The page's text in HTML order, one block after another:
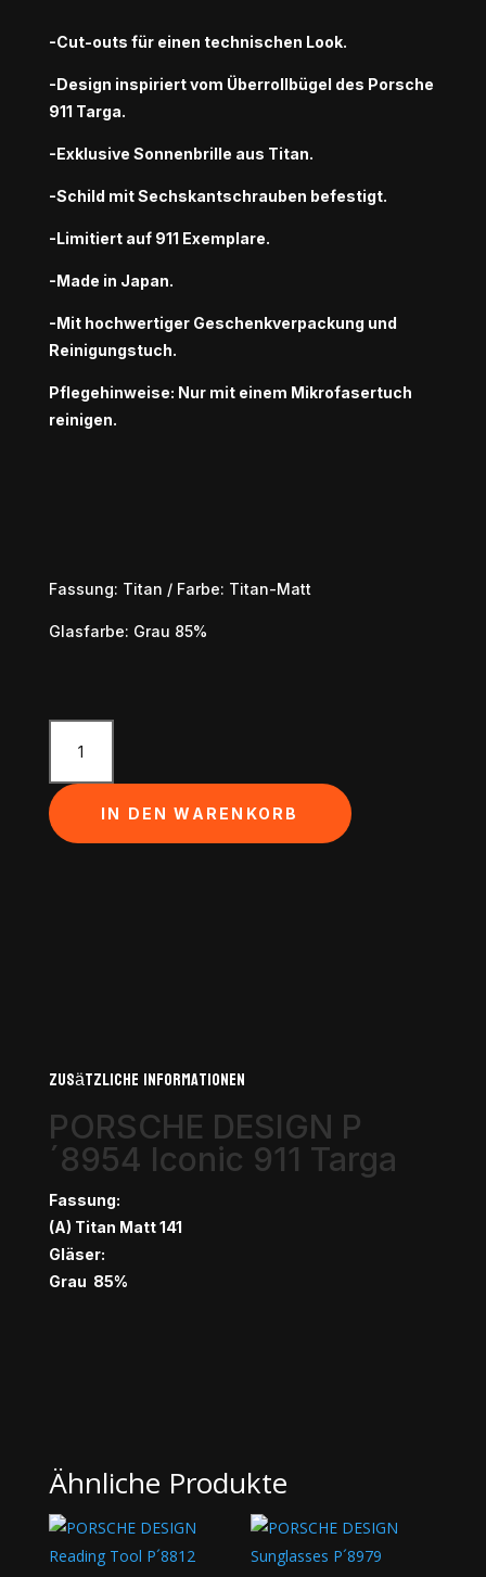
-Cut-outs für einen technischen Look.
-Design inspiriert vom Überrollbügel des Porsche
911 Targa.
-Exklusive Sonnenbrille aus Titan.
-Schild mit Sechskantschrauben befestigt.
-Limitiert auf 911 Exemplare.
-Made in Japan.
-Mit hochwertiger Geschenkverpackung und
Reinigungstuch.
Pflegehinweise: Nur mit einem Mikrofasertuch
reinigen.
Fassung: Titan / Farbe: Titan-Matt
Glasfarbe: Grau 85%
PORSCHE
DESIGN
Sunglasses
Iconic
–
IN DEN WARENKORB
Zusätzliche Informationen
PORSCHE DESIGN P
´8954 Iconic 911 Targa
Fassung:
(A) Titan Matt 141
Gläser:
Grau 85%
Ähnliche Produkte